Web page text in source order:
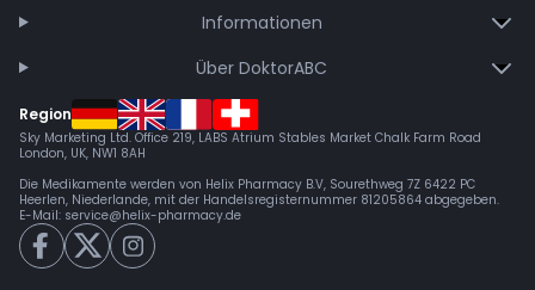
Informationen
Über DoktorABC
Region
Sky Marketing Ltd. Office 219, LABS Atrium Stables Market Chalk Farm Road
London, UK, NW1 8AH
Die Medikamente werden von Helix Pharmacy B.V, Sourethweg 7Z 6422 PC
Heerlen, Niederlande, mit der Handelsregisternummer 81205864 abgegeben.
E-Mail: service@helix-pharmacy.de